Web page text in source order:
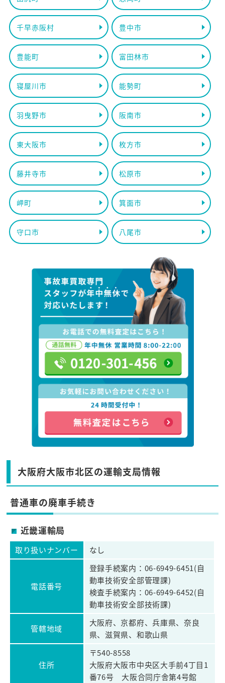
千早赤阪村 豊中市
豊能町 富田林市
寝屋川市 能勢町
羽曳野市 阪南市
東大阪市 枚方市
藤井寺市 松原市
岬町 箕面市
守口市 八尾市
大阪府大阪市北区の運輸支局情報
普通車の廃車手続き
近畿運輸局
取り扱いナンバー なし
電話番号
登録手続案内：06-6949-6451(自
動車技術安全部管理課)
検査手続案内：06-6949-6452(自
動車技術安全部技術課)
管轄地域
大阪府、京都府、兵庫県、奈良
県、滋賀県、和歌山県
住所
〒540-8558
大阪府大阪市中央区大手前4丁目1
番76号 大阪合同庁舎第4号館